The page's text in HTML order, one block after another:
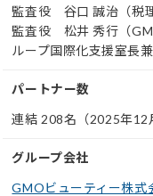
監査役 谷口 誠治（税
監査役 松井 秀行（
ループ国際化支援室長
パートナー数
連結 208名（2025年12
グループ会社
GMOビューティー株式